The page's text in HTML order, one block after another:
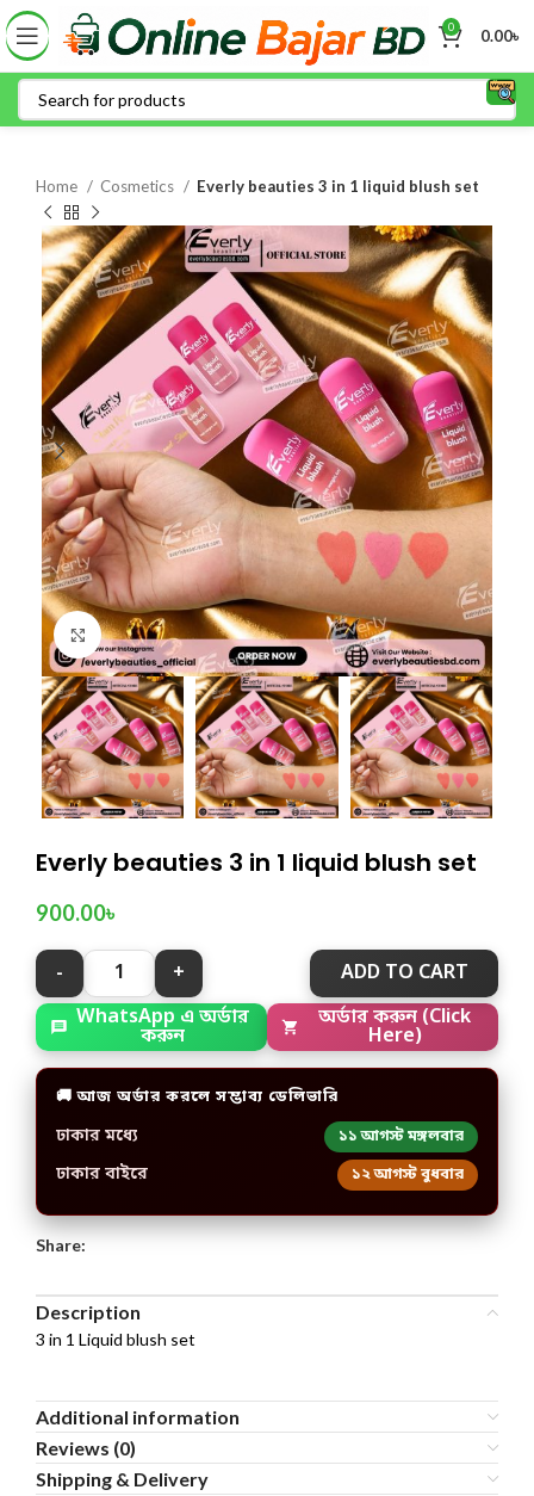
0 0.00৳
Home Cosmetics Everly beauties 3 in 1 liquid blush set
Click to enlarge
Everly beauties 3 in 1 liquid blush set
900.00৳
ADD TO CART
WhatsApp এ অর্ডার
করুন
অর্ডার করুন (Click
Here)
🚚 আজ অর্ডার করলে সম্ভাব্য ডেলিভারি
ঢাকার মধ্যে ১১ আগস্ট মঙ্গলবার
ঢাকার বাইরে ১২ আগস্ট বুধবার
Share:
Description
3 in 1 Liquid blush set
Additional information
Reviews (0)
Shipping & Delivery